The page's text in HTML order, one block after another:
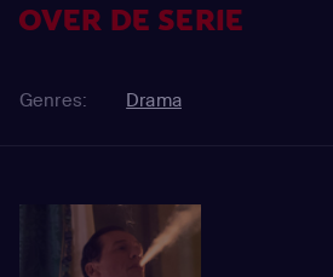
OVER DE SERIE
Genres: Drama